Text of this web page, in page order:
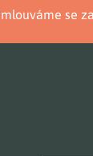
se